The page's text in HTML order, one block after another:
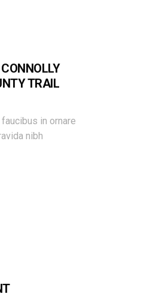
TRAIL
in ornare
nibh